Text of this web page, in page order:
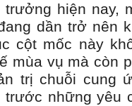
hiện nay,
dần trở nên
cột mốc này
mùa vụ mà còn
trị chuỗi cung
trước những yêu